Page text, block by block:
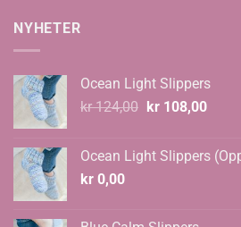
NYHETER
Ocean Light Slippers
kr124,00 Opprinnelig
kr 124,00.
kr108,00
kr
Ocean Light Slippers
kr 0,00